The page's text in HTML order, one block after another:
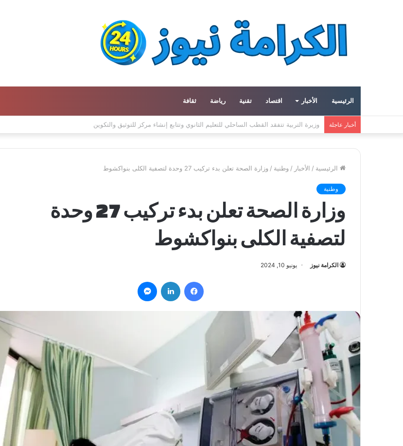
الرئيسية الأخبار اقتصاد تقنية رياضة ثقافة
أخبار عاجلة معهد العالم العربي في باريس يطلق المجلد الثاني من كتالوج لترجمة الفكر العربي إلى الفرنسية
الرئيسية / الأخبار / وطنية / وزارة الصحة تعلن بدء تركيب 27 وحدة لتصفية الكلى بنواكشوط
وطنية
وزارة الصحة تعلن بدء تركيب 27 وحدة
لتصفية الكلى بنواكشوط
الكرامة نيوز يونيو 10, 2024
فيسبوك لينكدإن